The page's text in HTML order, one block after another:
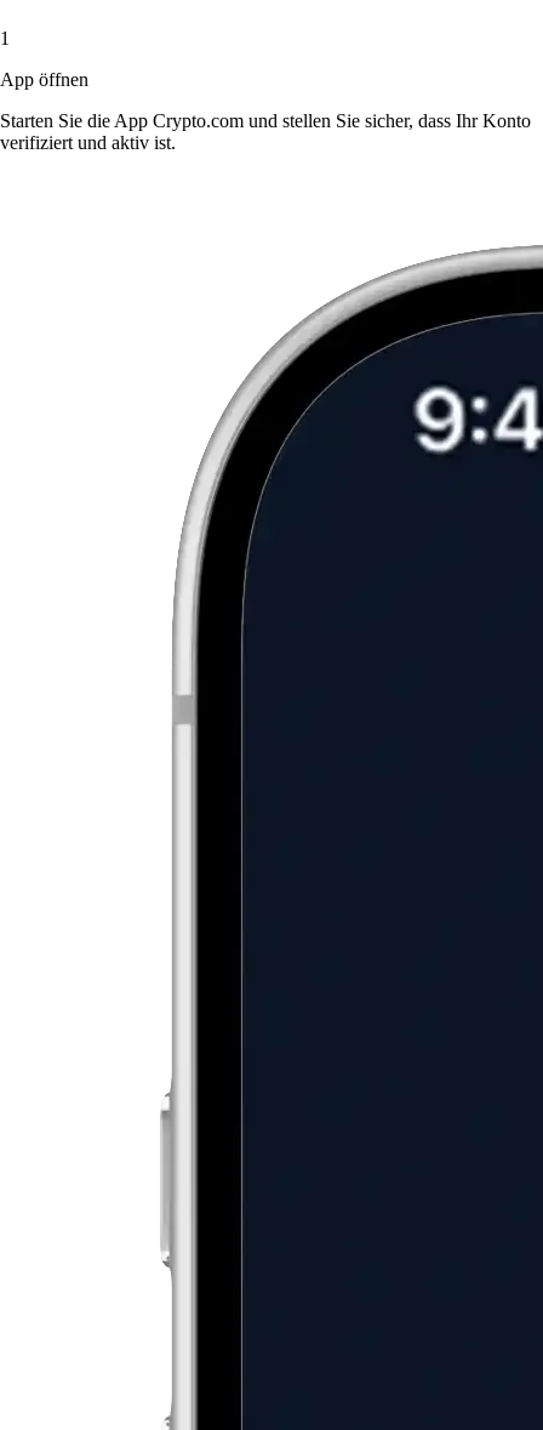
1
App öffnen
Starten Sie die App Crypto.com und stellen Sie sicher, dass Ihr Konto
verifiziert und aktiv ist.